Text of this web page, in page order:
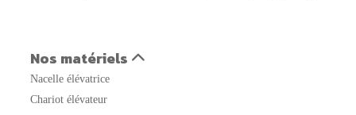
sur Marne, Chevilly Larue, Fresnes, Gentilly, Le
Kremlin Bicêtre, L Hays Les Roses, Maisons Alfort,
Nogent sur Marne, Orly, Aéroport Orly, Rungis,
Saint Maur des Fosses, Sucy en Brie, Thiais,
Nos matériels
Nacelle élévatrice
Chariot élévateur